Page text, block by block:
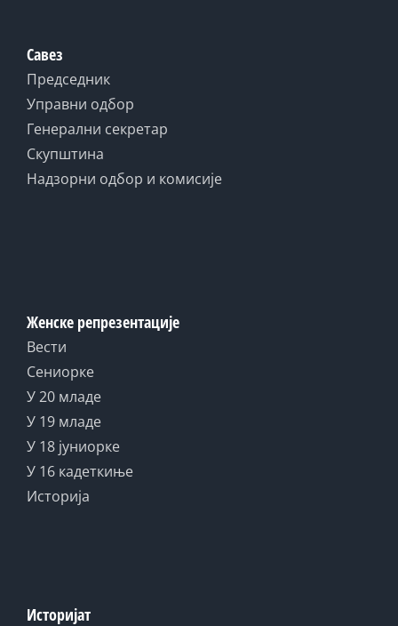
Савез
Председник
Управни одбор
Генерални секретар
Скупштина
Надзорни одбор и комисије
Женске репрезентације
Вести
Сениорке
У 20 младе
У 19 младе
У 18 јуниорке
У 16 кадеткиње
Историја
Историјат